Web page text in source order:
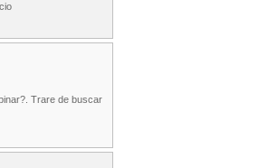
Trare de buscar